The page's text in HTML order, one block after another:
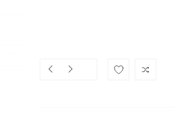
Ilość